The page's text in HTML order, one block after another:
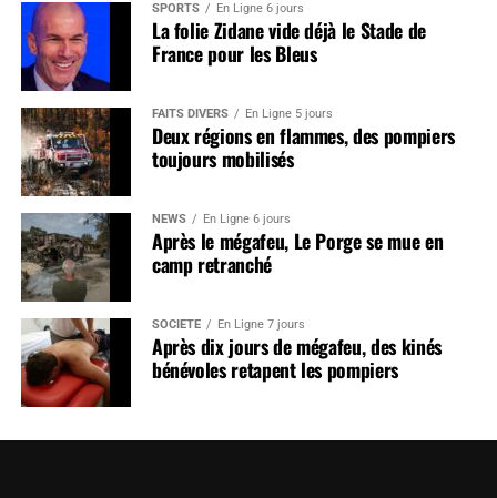
SPORTS En Ligne 6 jours
La folie Zidane vide déjà le Stade de
France pour les Bleus
FAITS DIVERS En Ligne 5 jours
Deux régions en flammes, des pompiers
toujours mobilisés
NEWS En Ligne 6 jours
Après le mégafeu, Le Porge se mue en
camp retranché
SOCIÉTÉ En Ligne 7 jours
Après dix jours de mégafeu, des kinés
bénévoles retapent les pompiers